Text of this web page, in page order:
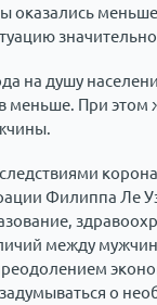
оказались
на душу
меньше. При
Филиппа Ле
между
о